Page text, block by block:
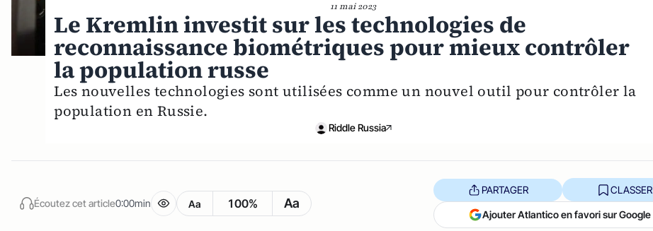
11 mai 2023
Le Kremlin investit sur les technologies de
reconnaissance biométriques pour mieux contrôler
la population russe
Les nouvelles technologies sont utilisées comme un nouvel outil pour contrôler la
population en Russie.
Riddle Russia
Écoutez cet article0:00min Aa 100% Aa
PARTAGER CLASSER
Ajouter Atlantico en favori sur Google